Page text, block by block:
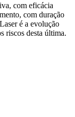
com eficácia
com duração
é a evolução
riscos desta última.